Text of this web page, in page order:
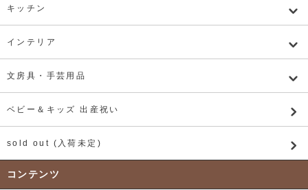
キッチン
インテリア
文房具・手芸用品
ベビー＆キッズ 出産祝い
sold out (入荷未定)
コンテンツ